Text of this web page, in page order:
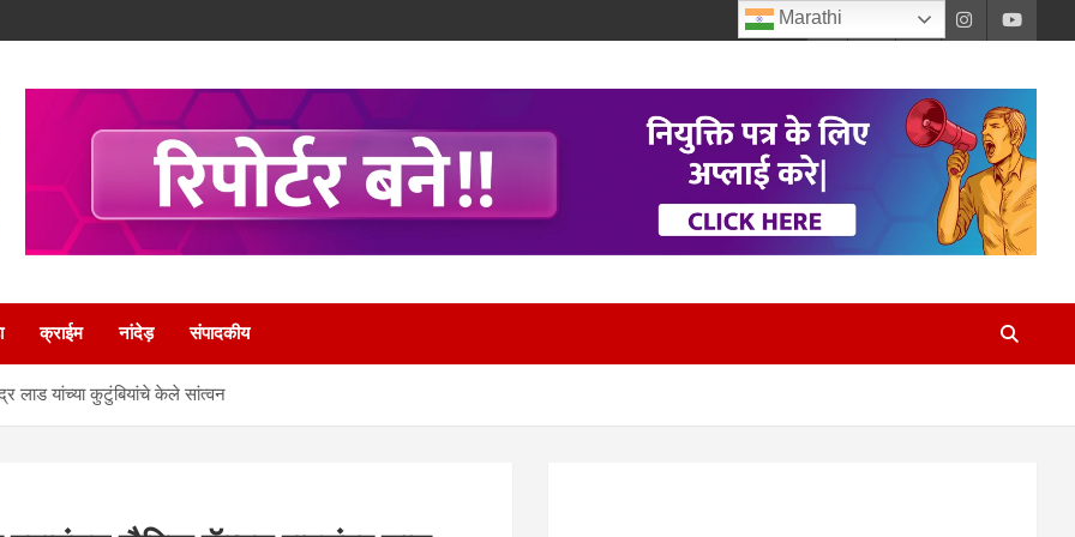
क्राईम नांदेड़ संपादकीय
लाड यांच्या कुटुंबियांचे केले सांत्वन
Marathi